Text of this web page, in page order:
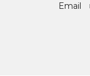
Email